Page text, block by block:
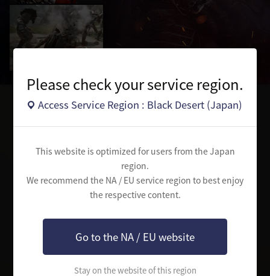
Please check your service region.
Access Service Region : Black Desert (Japan)
This website is optimized for users from the Japan
region.
We recommend the NA / EU service region to best enjoy
the respective content.
Go to the NA / EU website
Stay on the website of this region
クラス選択
古代の真実を探す冒険に旅立つクラスを選択してください